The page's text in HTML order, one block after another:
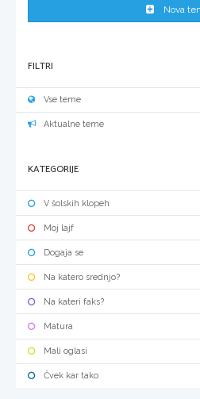
Nova
FILTRI
Vse teme
Aktualne teme
KATEGORIJE
V šolskih klopeh
Moj lajf
Dogaja se
Na katero srednjo?
Na kateri faks?
Matura
Mali oglasi
Čvek kar tako